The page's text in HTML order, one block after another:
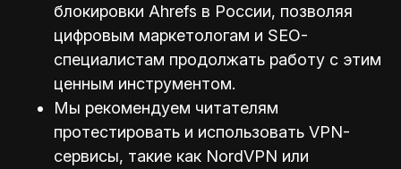
блокировки Ahrefs в России, позволяя
цифровым маркетологам и SEO-
специалистам продолжать работу с этим
ценным инструментом.
Мы рекомендуем читателям
протестировать и использовать VPN-
сервисы, такие как NordVPN или